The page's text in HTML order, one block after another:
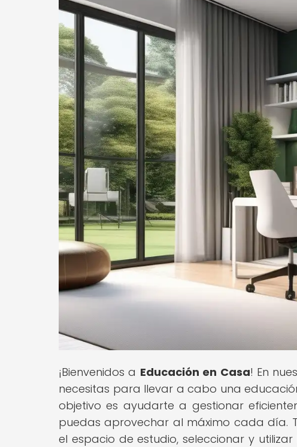
¡Bienvenidos a Educación en Casa! En
necesitas para llevar a cabo una
objetivo es ayudarte a gestionar
puedas aprovechar al máximo cada día.
el espacio de estudio, seleccionar y